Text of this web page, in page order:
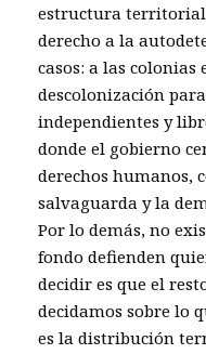
estructura territorial
derecho a la
casos: a las colonias
descolonización
independientes y
donde el gobierno
derechos humanos,
salvaguarda y la
Por lo demás, no
fondo defienden
decidir es que el
decidamos sobre lo
es la distribución